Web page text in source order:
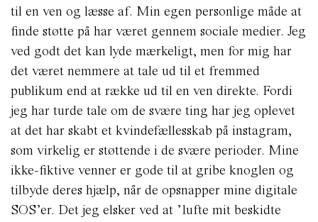
til en ven og læsse af. Min egen personlige måde at
finde støtte på har været gennem sociale medier. Jeg
ved godt det kan lyde mærkeligt, men for mig har
det været nemmere at tale ud til et fremmed
publikum end at række ud til en ven direkte. Fordi
jeg har turde tale om de svære ting har jeg oplevet
at det har skabt et kvindefællesskab på instagram,
som virkelig er støttende i de svære perioder. Mine
ikke-fiktive venner er gode til at gribe knoglen og
tilbyde deres hjælp, når de opsnapper mine digitale
SOS’er. Det jeg elsker ved at ’lufte mit beskidte